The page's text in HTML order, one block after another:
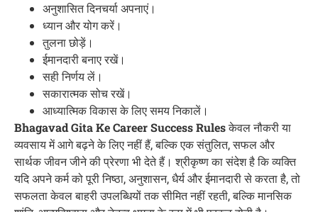
अनुशासित दिनचर्या अपनाएं।
ध्यान और योग करें।
तुलना छोड़ें।
ईमानदारी बनाए रखें।
सही निर्णय लें।
सकारात्मक सोच रखें।
आध्यात्मिक विकास के लिए समय निकालें।
Bhagavad Gita Ke Career Success Rulesकेवल नौकरी या
व्यवसाय में आगे बढ़ने के लिए नहीं हैं, बल्कि एक संतुलित, सफल और
सार्थक जीवन जीने की प्रेरणा भी देते हैं। श्रीकृष्ण का संदेश है कि व्यक्ति
यदि अपने कर्म को पूरी निष्ठा, अनुशासन, धैर्य और ईमानदारी से करता है, तो
सफलता केवल बाहरी उपलब्धियों तक सीमित नहीं रहती, बल्कि मानसिक